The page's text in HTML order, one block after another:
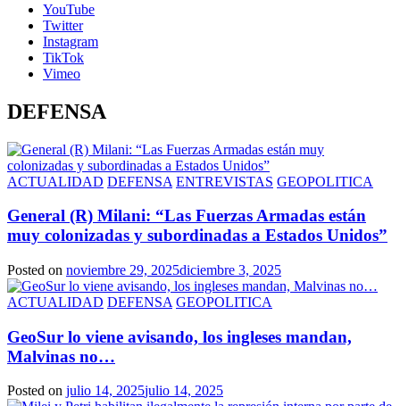
YouTube
Twitter
Instagram
TikTok
Vimeo
DEFENSA
ACTUALIDAD DEFENSA ENTREVISTAS GEOPOLITICA
General (R) Milani: “Las Fuerzas Armadas están
muy colonizadas y subordinadas a Estados Unidos”
Posted on noviembre 29, 2025diciembre 3, 2025
ACTUALIDAD DEFENSA GEOPOLITICA
GeoSur lo viene avisando, los ingleses mandan,
Malvinas no…
Posted on julio 14, 2025julio 14, 2025